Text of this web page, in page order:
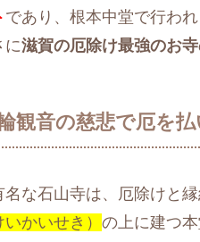
であり、根本中堂で行わ
に滋賀の厄除け最強のお寺
観音の慈悲で厄を
な石山寺は、厄除けと
かいせき） の上に建つ